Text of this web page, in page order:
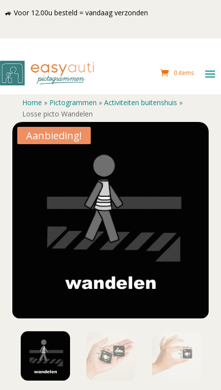
🚙 Voor 12.00u besteld = vandaag verzonden
0 items
Home » Pictogrammen » Activiteiten buitenshuis »
Losse picto Wandelen
Aanbieding!